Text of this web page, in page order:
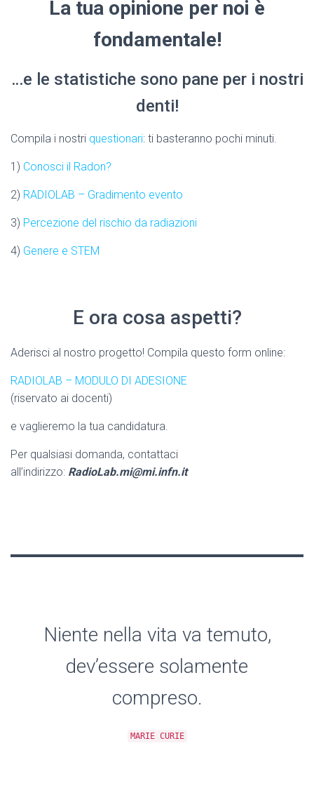
La tua opinione per noi è
fondamentale!
…e le statistiche sono pane per i nostri
denti!
Compila i nostri questionari: ti basteranno pochi minuti.
1) Conosci il Radon?
2) RADIOLAB – Gradimento evento
3) Percezione del rischio da radiazioni
4) Genere e STEM
E ora cosa aspetti?
Aderisci al nostro progetto! Compila questo form online:
RADIOLAB – MODULO DI ADESIONE
(riservato ai docenti)
e vaglieremo la tua candidatura.
Per qualsiasi domanda, contattaci
all’indirizzo: RadioLab.mi@mi.infn.it
Niente nella vita va temuto,
dev’essere solamente
compreso.
MARIE CURIE